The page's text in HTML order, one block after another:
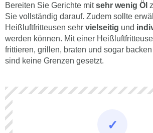
Bereiten Sie Gerichte mitsehr wenig Öl
Sie vollständig darauf. Zudem sollte
Heißluftfritteusen sehr vielseitig und
werden können. Mit einer
frittieren, grillen, braten und sogar
sind keine Grenzen gesetzt.